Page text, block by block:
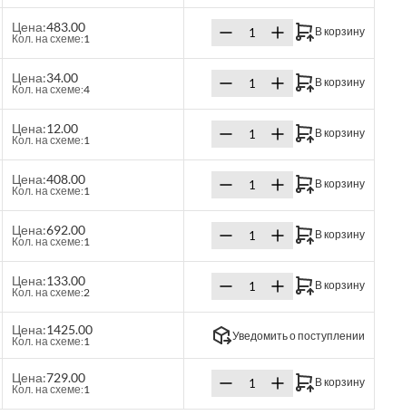
Цена:483.00
Кол. на схеме:1
В корзину
Цена:34.00
Кол. на схеме:4
В корзину
Цена:12.00
Кол. на схеме:1
В корзину
Цена:408.00
Кол. на схеме:1
В корзину
Цена:692.00
Кол. на схеме:1
В корзину
Цена:133.00
Кол. на схеме:2
В корзину
Цена:1425.00
Кол. на схеме:1 Уведомить о поступлении
Цена:729.00
Кол. на схеме:1
В корзину